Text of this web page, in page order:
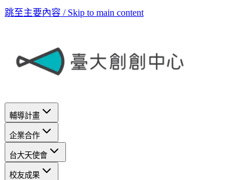
跳至主要內容 / Skip to main content
輔導計畫
企業合作
台大天使會
校友成果